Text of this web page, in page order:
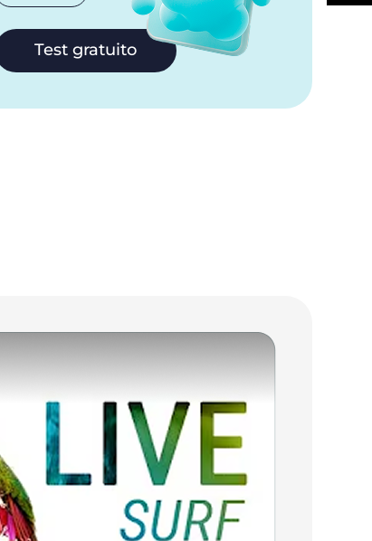
Test gratuito